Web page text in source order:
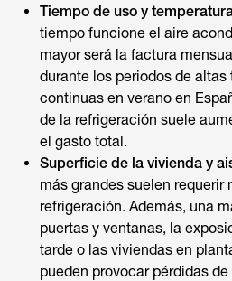
Tiempo de uso y
tiempo funcione el aire
mayor será la factura
durante los periodos de altas
continuas en verano en
de la refrigeración suele
el gasto total.
Superficie de la vivienda y
más grandes suelen requerir
refrigeración. Además, una
puertas y ventanas, la
tarde o las viviendas en
pueden provocar pérdidas